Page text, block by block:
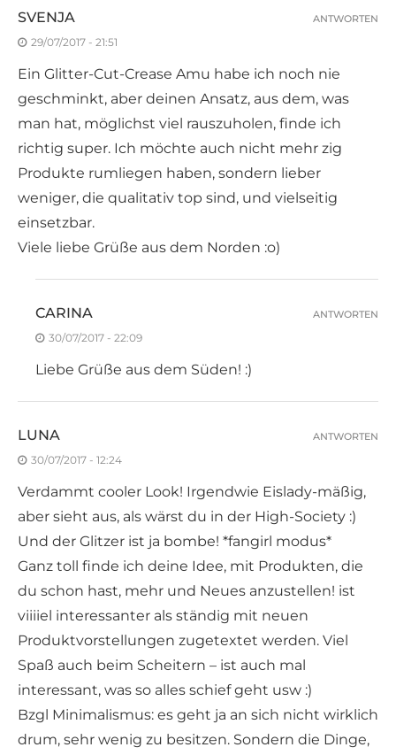
SVENJA
29/07/2017 - 21:51
Ein Glitter-Cut-Crease Amu habe ich noch nie
geschminkt, aber deinen Ansatz, aus dem, was
man hat, möglichst viel rauszuholen, finde ich
richtig super. Ich möchte auch nicht mehr zig
Produkte rumliegen haben, sondern lieber
weniger, die qualitativ top sind, und vielseitig
einsetzbar.
Viele liebe Grüße aus dem Norden :o)
ANTWORTEN
CARINA
30/07/2017 - 22:09
Liebe Grüße aus dem Süden! :)
ANTWORTEN
LUNA
30/07/2017 - 12:24
Verdammt cooler Look! Irgendwie Eislady-mäßig,
aber sieht aus, als wärst du in der High-Society :)
Und der Glitzer ist ja bombe! *fangirl modus*
Ganz toll finde ich deine Idee, mit Produkten, die
du schon hast, mehr und Neues anzustellen! ist
viiiiel interessanter als ständig mit neuen
Produktvorstellungen zugetextet werden. Viel
Spaß auch beim Scheitern – ist auch mal
interessant, was so alles schief geht usw :)
Bzgl Minimalismus: es geht ja an sich nicht wirklich
drum, sehr wenig zu besitzen. Sondern die Dinge,
ANTWORTEN